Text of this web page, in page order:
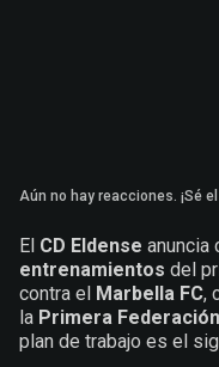
Aún no hay reacciones. ¡Sé
El CD Eldense anuncia
entrenamientos del
contra el Marbella FC,
la Primera Federación
plan de trabajo es el